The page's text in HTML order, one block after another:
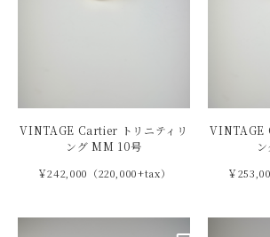
VINTAGE Cartier トリニティリ
ング MM 10号
￥242,000（220,000+tax）
VINTAGE
￥